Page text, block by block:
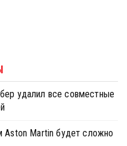
удалил все совместные
Aston Martin будет сложно